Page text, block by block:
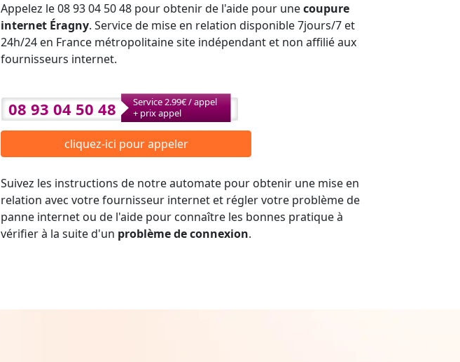
Appelez le 08 93 04 50 48 pour obtenir de l'aide pour unecoupure
internet Éragny. Service de mise en relation disponible 7jours/7 et
24h/24 en France métropolitaine site indépendant et non affilié aux
fournisseurs internet.
08 93 04 50 48
Service 2.99€ / appel
+ prix appel
cliquez-ici pour appeler
Suivez les instructions de notre automate pour obtenir une mise en
relation avec votre fournisseur internet et régler votre problème de
panne internet ou de l'aide pour connaître les bonnes pratique à
vérifier à la suite d'un problème de connexion.